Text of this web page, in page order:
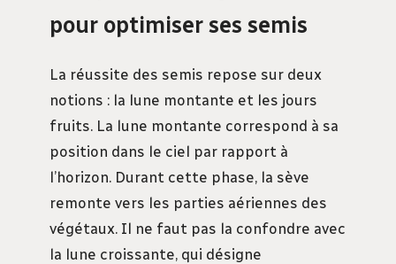
pour optimiser ses semis
La réussite des semis repose sur deux
notions : la lune montante et les jours
fruits. La lune montante correspond à sa
position dans le ciel par rapport à
l’horizon. Durant cette phase, la sève
remonte vers les parties aériennes des
végétaux. Il ne faut pas la confondre avec
la lune croissante, qui désigne